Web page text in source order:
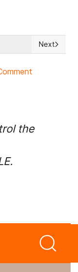
enemies of the
Next
Next
the